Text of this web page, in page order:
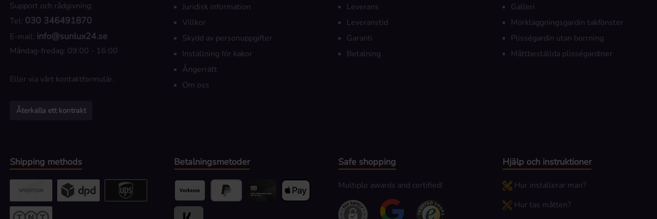
Support och rådgivning:
Tel: 030 346491870
E-mail: info@sunlux24.se
Måndag-fredag: 09:00 - 16:00
Eller via vårt kontaktformulär.
Återkalla ett kontrakt
Juridisk information
Villkor
Skydd av personuppgifter
Inställning för kakor
Ångerrätt
Om oss
Leverans
Leveranstid
Garanti
Betalning
Galleri
Mörkläggningsgardin takfönster
Plisségardin utan borrning
Måttbeställda plisségardiner
Betalningsmetoder
Förskottsbetalning
Shipping methods
Custom image 2
Safe shopping
Multiple awards and certified!
Hjälp och instruktioner
Hur installerar man?
Hur tas måtten?